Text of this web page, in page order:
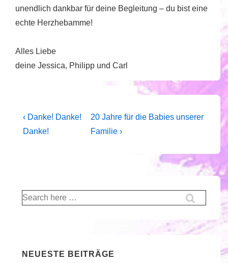
unendlich dankbar für deine Begleitung – du bist eine
echte Herzhebamme!
Alles Liebe
deine Jessica, Philipp und Carl
Beitragsnavigation
Vorheriger
Beitrag
‹ Danke! Danke!
Danke!
Nächster
Beitrag
20 Jahre für die Babies unserer
Familie ›
Suche
nach:
NEUESTE BEITRÄGE